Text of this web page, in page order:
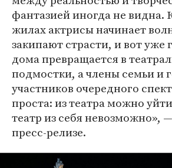
фантазией иногда не видна.
жилах актрисы начинает
закипают страсти, и вот уже
дома превращается в
подмостки, а члены семьи и
участников очередного
проста: из театра можно
театр из себя невозможно»,
пресс-релизе.